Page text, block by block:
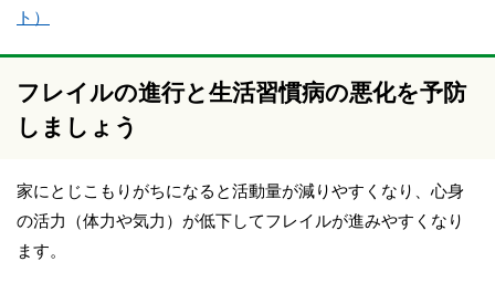
ト）
フレイルの進行と生活習慣病の悪化を予防
しましょう
家にとじこもりがちになると活動量が減りやすくなり、心身
の活力（体力や気力）が低下してフレイルが進みやすくなり
ます。